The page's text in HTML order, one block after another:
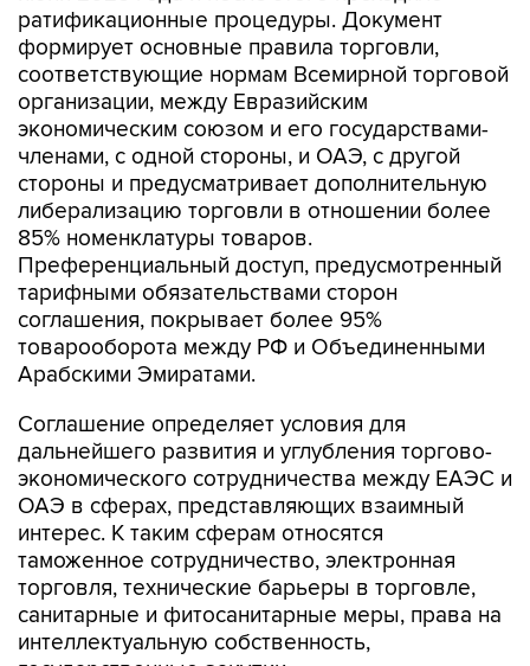
ратификационные процедуры. Документ
формирует основные правила торговли,
соответствующие нормам Всемирной торговой
организации, между Евразийским
экономическим союзом и его государствами-
членами, с одной стороны, и ОАЭ, с другой
стороны и предусматривает дополнительную
либерализацию торговли в отношении более
85% номенклатуры товаров.
Преференциальный доступ, предусмотренный
тарифными обязательствами сторон
соглашения, покрывает более 95%
товарооборота между РФ и Объединенными
Арабскими Эмиратами.
Соглашение определяет условия для
дальнейшего развития и углубления торгово-
экономического сотрудничества между ЕАЭС и
ОАЭ в сферах, представляющих взаимный
интерес. К таким сферам относятся
таможенное сотрудничество, электронная
торговля, технические барьеры в торговле,
санитарные и фитосанитарные меры, права на
интеллектуальную собственность,